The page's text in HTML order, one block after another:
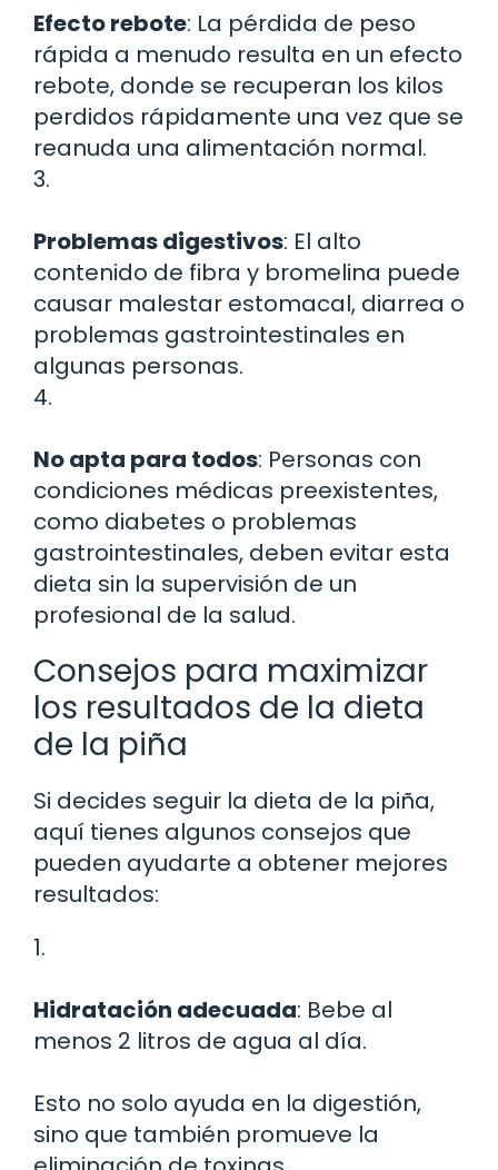
Efecto rebote: La pérdida de peso
rápida a menudo resulta en un efecto
rebote, donde se recuperan los kilos
perdidos rápidamente una vez que se
reanuda una alimentación normal.
3.
Problemas digestivos: El alto
contenido de fibra y bromelina puede
causar malestar estomacal, diarrea o
problemas gastrointestinales en
algunas personas.
4.
No apta para todos: Personas con
condiciones médicas preexistentes,
como diabetes o problemas
gastrointestinales, deben evitar esta
dieta sin la supervisión de un
profesional de la salud.
Consejos para maximizar
los resultados de la dieta
de la piña
Si decides seguir la dieta de la piña,
aquí tienes algunos consejos que
pueden ayudarte a obtener mejores
resultados:
1.
Hidratación adecuada: Bebe al
menos 2 litros de agua al día.
Esto no solo ayuda en la digestión,
sino que también promueve la